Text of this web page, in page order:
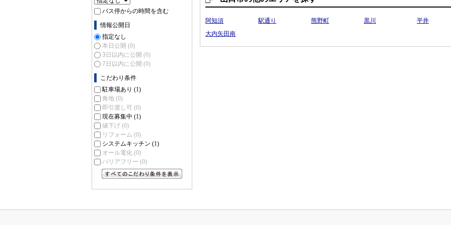
バス停からの時間を含む
情報公開日
指定なし
本日公開 (0)
3日以内に公開 (0)
7日以内に公開 (0)
こだわり条件
駐車場あり (1)
角地 (0)
即引渡し可 (0)
現在募集中 (1)
値下げ (0)
リフォーム (0)
システムキッチン (1)
オール電化 (0)
バリアフリー (0)
阿知須 駅通り 熊野町 黒川 平井
大内矢田南